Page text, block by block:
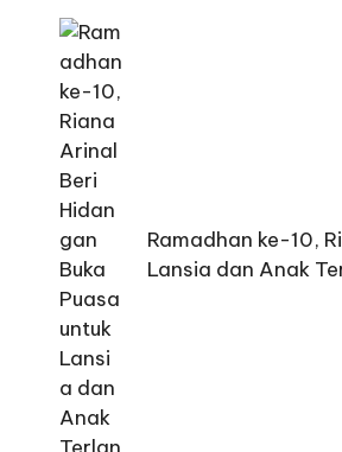
navigation
Ramadhan ke-10,
Lansia dan Anak